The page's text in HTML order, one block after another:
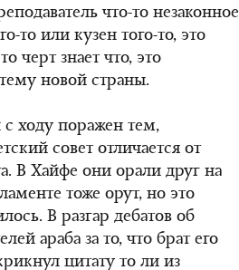
что-то незаконное
то или кузен того-то, это
черт знает что, это
новой страны.
с ходу поражен тем,
совет отличается от
В Хайфе они орали друг на
тоже орут, но это
В разгар дебатов об
араба за то, что брат его
цитату то ли из